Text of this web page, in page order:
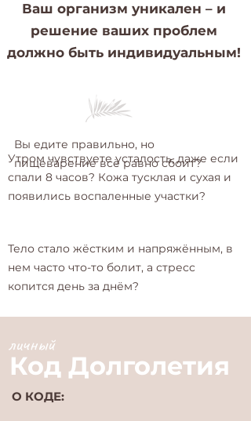
Ваш организм уникален – и
решение ваших проблем
должно быть индивидуальным!
Вы едите правильно, но
пищеварение всё равно сбоит?
Утром чувствуете усталость, даже если
спали 8 часов? Кожа тусклая и сухая и
появились воспаленные участки?
Тело стало жёстким и напряжённым, в
нем часто что-то болит, а стресс
копится день за днём?
Код Долголетия
личный
О КОДЕ: